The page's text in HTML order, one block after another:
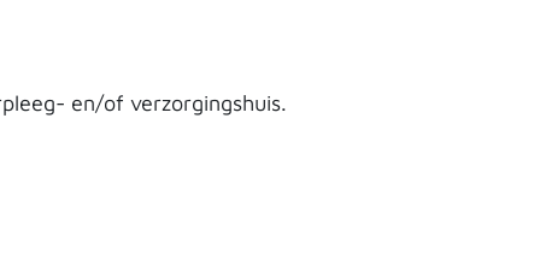
en/of verzorgingshuis.